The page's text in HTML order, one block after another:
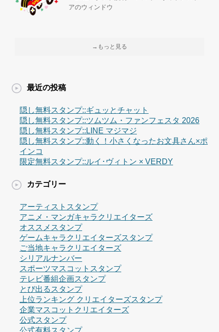
アのウィンドウ
→もっと見る
最近の投稿
隠し無料スタンプ::ギュッとチャット
隠し無料スタンプ::ツムツム・ファンフェスタ 2026
隠し無料スタンプ::LINE マジマジ
隠し無料スタンプ::動く！小さくなったお文具さん×ポ
インコ
限定無料スタンプ::ルイ･ヴィトン × VERDY
カテゴリー
アーティストスタンプ
アニメ・マンガキャラクリエイターズ
オススメスタンプ
ゲームキャラクリエイターズスタンプ
ご当地キャラクリエイターズ
シリアルナンバー
スポーツマスコットスタンプ
テレビ番組企画スタンプ
とび出るスタンプ
上位ランキング クリエイターズスタンプ
企業マスコットクリエイターズ
公式スタンプ
公式有料スタンプ